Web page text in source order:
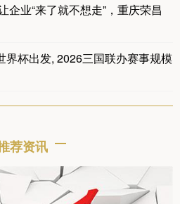
企业“来了就不想走”，重庆荣昌
界杯出发, 2026三国联办赛事规模
荐资讯